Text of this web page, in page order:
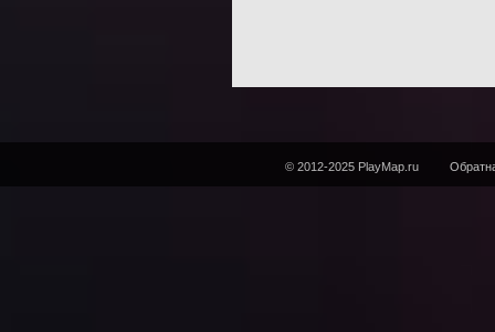
© 2012-2025 PlayMap.ru